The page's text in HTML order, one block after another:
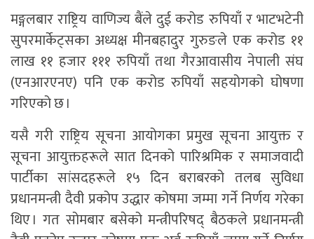
मङ्गलबार राष्ट्रिय वाणिज्य बैंले दुई करोड रुपियाँ र भाटभटेनी
सुपरमार्केट्सका अध्यक्ष मीनबहादुर गुरुङले एक करोड ११
लाख ११ हजार १११ रुपियाँ तथा गैरआवासीय नेपाली संघ
(एनआरएनए) पनि एक करोड रुपियाँ सहयोगको घोषणा
गरिएको छ ।
यसै गरी राष्ट्रिय सूचना आयोगका प्रमुख सूचना आयुक्त र
सूचना आयुक्तहरूले सात दिनको पारिश्रमिक र समाजवादी
पार्टीका सांसदहरूले १५ दिन बराबरको तलब सुविधा
प्रधानमन्त्री दैवी प्रकोप उद्धार कोषमा जम्मा गर्ने निर्णय गरेका
थिए । गत सोमबार बसेको मन्त्रीपरिषद् बैठकले प्रधानमन्त्री